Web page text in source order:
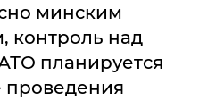
минским
контроль над
планируется
проведения